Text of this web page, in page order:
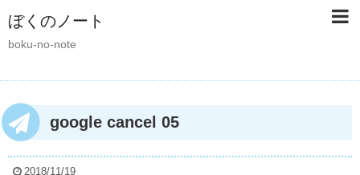
ぼくのノート
boku-no-note
google cancel 05
2018/11/19